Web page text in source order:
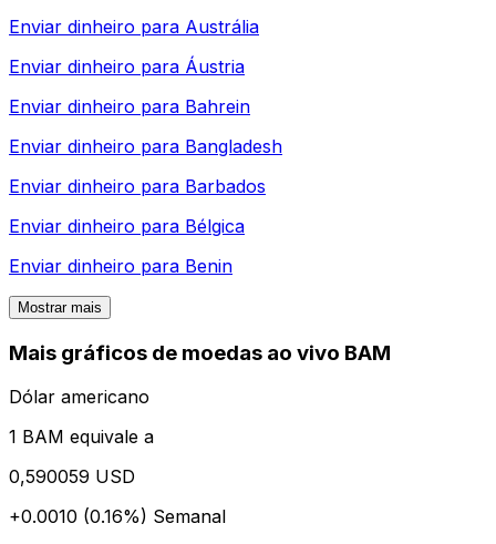
Enviar dinheiro para Austrália
Enviar dinheiro para Áustria
Enviar dinheiro para Bahrein
Enviar dinheiro para Bangladesh
Enviar dinheiro para Barbados
Enviar dinheiro para Bélgica
Enviar dinheiro para Benin
Mostrar mais
Mais gráficos de moedas ao vivo BAM
Dólar americano
1 BAM equivale a
0,590059 USD
+0.0010 (0.16%) Semanal